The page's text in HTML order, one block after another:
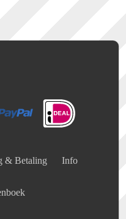
& Betaling Info